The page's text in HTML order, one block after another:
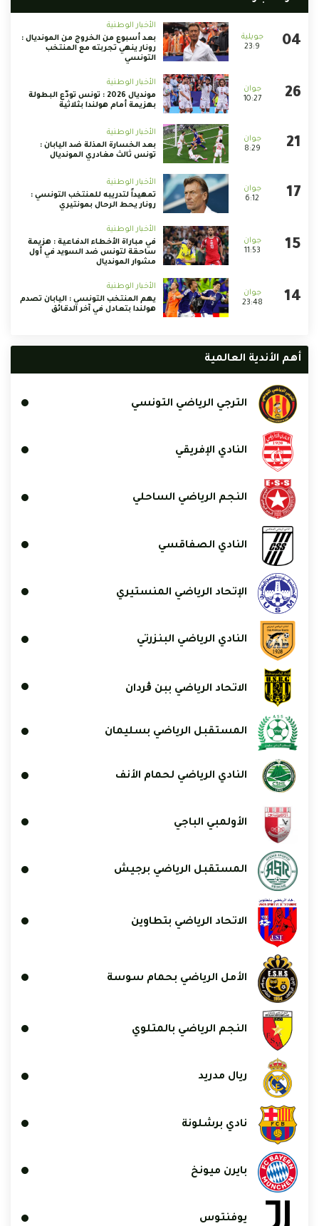
23:9
الأخبار الوطنية
بعد أسبوع من الخروج من المونديال :
رونار ينهي تجربته مع المنتخب
التونسي
10:27
الأخبار الوطنية
مونديال 2026 : تونس تودّع البطولة
بهزيمة أمام هولندا بثلاثية
8:29
الأخبار الوطنية
بعد الخسارة المذلة ضد اليابان :
تونس ثالث مغادري المونديال
6:12
الأخبار الوطنية
تمهيداً لتدريبه للمنتخب التونسي :
رونار يحط الرحال بمونتيري
11:53
الأخبار الوطنية
في مباراة الأخطاء الدفاعية : هزيمة
ساحقة لتونس ضد السويد في أول
مشوار المونديال
23:48
الأخبار الوطنية
يهم المنتخب التونسي : اليابان تصدم
هولندا بتعادل في آخر الدقائق
أهم الأندية العالمية
الترجي الرياضي التونسي
النادي الإفريقي
النجم الرياضي الساحلي
النادي الصفاقسي
الإتحاد الرياضي المنستيري
النادي الرياضي البنزرتي
الاتحاد الرياضي ببن ڨردان
المستقبل الرياضي بسليمان
النادي الرياضي لحمام الأنف
الأولمبي الباجي
المستقبل الرياضي برجيش
الاتحاد الرياضي بتطاوين
الأمل الرياضي بحمام سوسة
النجم الرياضي بالمتلوي
ريال مدريد
نادي برشلونة
بايرن ميونخ
يوفنتوس